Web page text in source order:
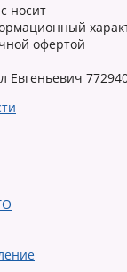
носит
офертой